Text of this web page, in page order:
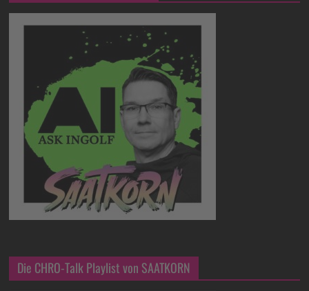
Die CHRO-Talk Playlist von SAATKORN